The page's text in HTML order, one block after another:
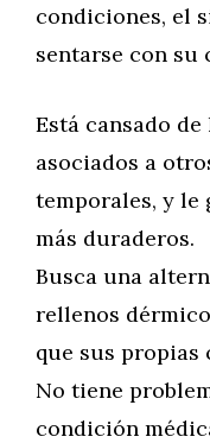
condiciones, el
sentarse con su
Está cansado
asociados a
temporales, y le
más duraderos.
Busca una
rellenos
que sus propias
No tiene
condición